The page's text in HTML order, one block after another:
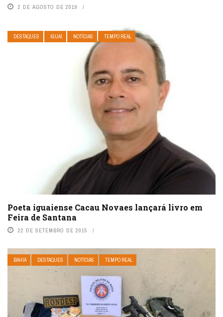
2 DE AGOSTO DE 2019
DESTAQUES IGUAÍ NOTÍCIAS TEMPO REAL
Poeta iguaiense Cacau Novaes lançará livro em
Feira de Santana
22 DE SETEMBRO DE 2015
BAHIA DESTAQUES NOTÍCIAS TEMPO REAL